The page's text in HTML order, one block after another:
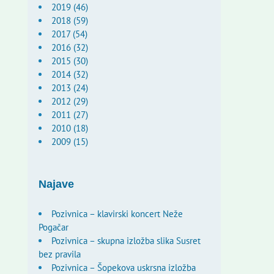
2019 (46)
2018 (59)
2017 (54)
2016 (32)
2015 (30)
2014 (32)
2013 (24)
2012 (29)
2011 (27)
2010 (18)
2009 (15)
Najave
Pozivnica – klavirski koncert Neže
Pogačar
Pozivnica – skupna izložba slika Susret
bez pravila
Pozivnica – Šopekova uskrsna izložba